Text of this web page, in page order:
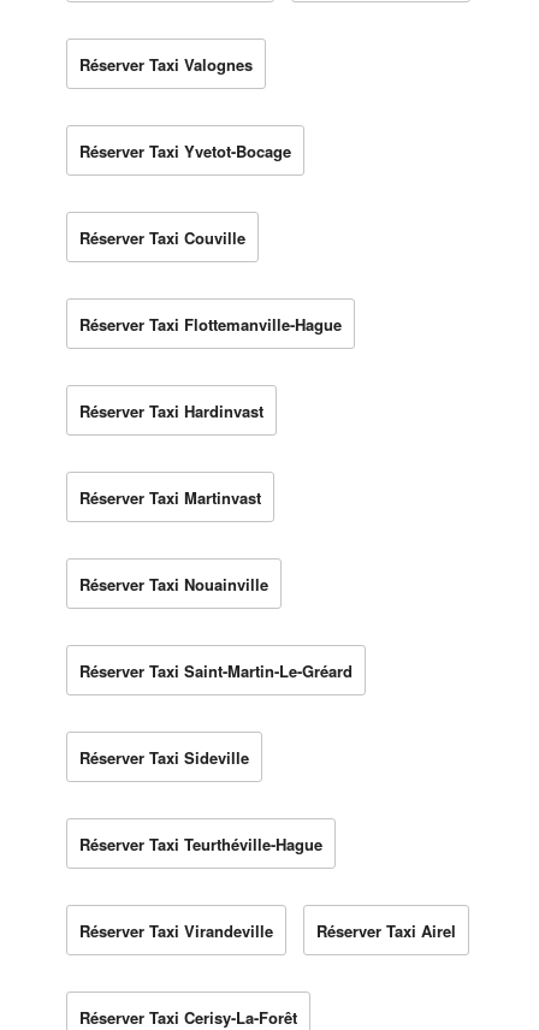
Réserver Taxi Valognes
Réserver Taxi Yvetot-Bocage
Réserver Taxi Couville
Réserver Taxi Flottemanville-Hague
Réserver Taxi Hardinvast
Réserver Taxi Martinvast
Réserver Taxi Nouainville
Réserver Taxi Saint-Martin-Le-Gréard
Réserver Taxi Sideville
Réserver Taxi Teurthéville-Hague
Réserver Taxi Virandeville Réserver Taxi Airel
Réserver Taxi Cerisy-La-Forêt